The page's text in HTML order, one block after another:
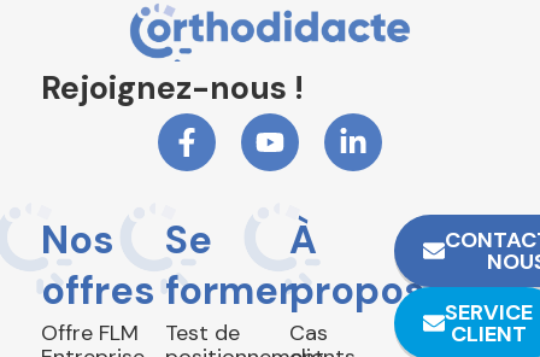
Rejoignez-nous !
Nos
offres
Offre FLM
Se
former
Test de
À
propos
Cas
SERVICE
CLIENT